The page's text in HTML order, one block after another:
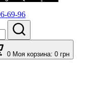
69-96
0 Моя корзина: 0 грн